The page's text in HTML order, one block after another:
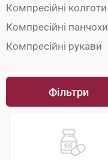
Компресійні колготи
Компресійні панчохи
Компресійні рукави
Фільтри